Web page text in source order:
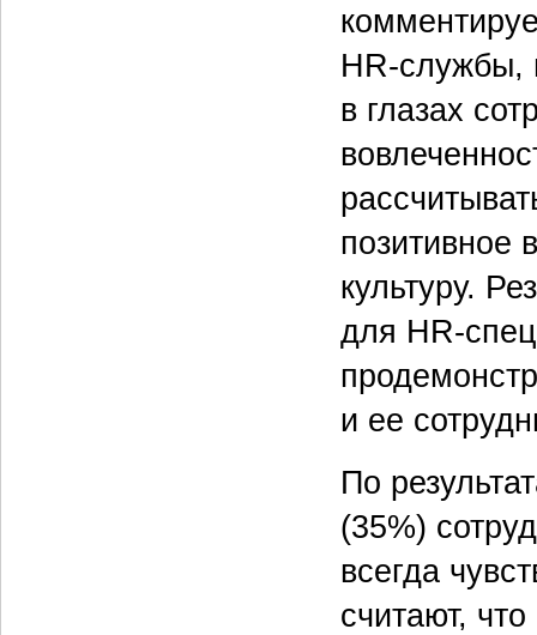
HR-службы,
в глазах
позитивное
культуру.
для HR-
и ее
По
(35%)
всегда
считают,